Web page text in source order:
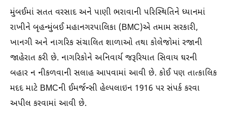
મુંબઈમાં સતત વરસાદ અને પાણી ભરાવાની પરિસ્થિતિને ધ્યાનમાં
રાખીને બૃહન્મુંબઈ મહાનગરપાલિકા (BMC)એ તમામ સરકારી,
ખાનગી અને નાગરિક સંચાલિત શાળાઓ તથા કોલેજોમાં રજાની
જાહેરાત કરી છે. નાગરિકોને અનિવાર્ય જરૂરિયાત સિવાય ઘરની
બહાર ન નીકળવાની સલાહ આપવામાં આવી છે. કોઈ પણ તાત્કાલિક
મદદ માટે BMCની ઈમર્જન્સી હેલ્પલાઇન 1916 પર સંપર્ક કરવા
અપીલ કરવામાં આવી છે.